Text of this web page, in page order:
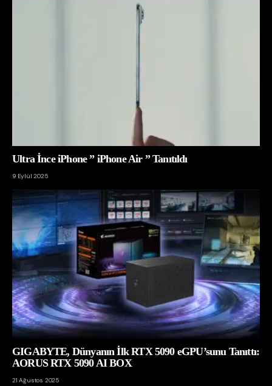
Ultra İnce iPhone ” iPhone Air ” Tanıtıldı
9 Eylül 2025
GIGABYTE, Dünyanın İlk RTX 5090 eGPU’sunu Tanıttı:
AORUS RTX 5090 AI BOX
21 Ağustos 2025